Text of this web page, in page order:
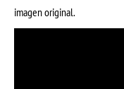
imagen original.